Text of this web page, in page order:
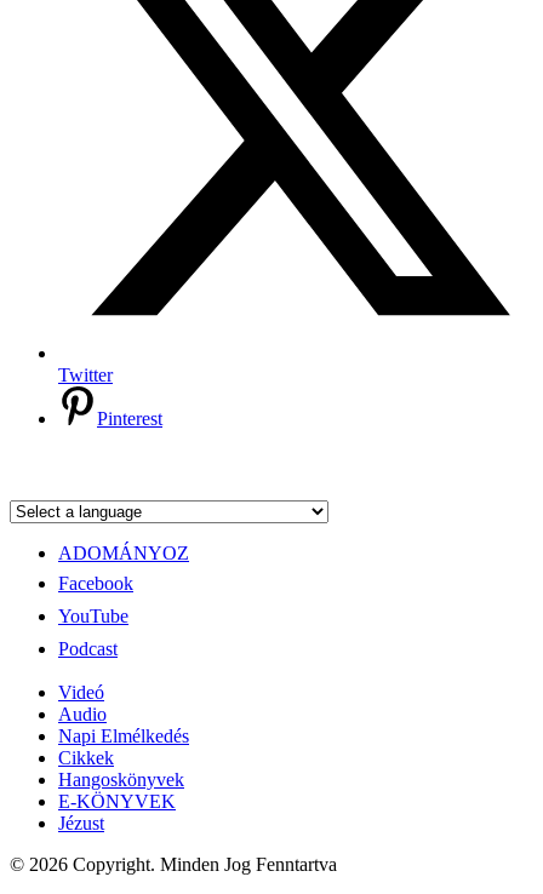
Twitter
Pinterest
ADOMÁNYOZ
Facebook
YouTube
Podcast
Videó
Audio
Napi Elmélkedés
Cikkek
Hangoskönyvek
E-KÖNYVEK
Jézust
© 2026 Copyright. Minden Jog Fenntartva